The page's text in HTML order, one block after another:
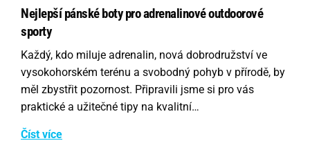
Nejlepší pánské boty pro adrenalinové outdoorové
sporty
Každý, kdo miluje adrenalin, nová dobrodružství ve
vysokohorském terénu a svobodný pohyb v přírodě, by
měl zbystřit pozornost. Připravili jsme si pro vás
praktické a užitečné tipy na kvalitní…
Číst více